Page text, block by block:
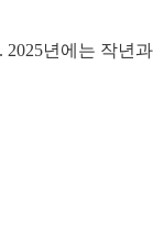
년에는 작년